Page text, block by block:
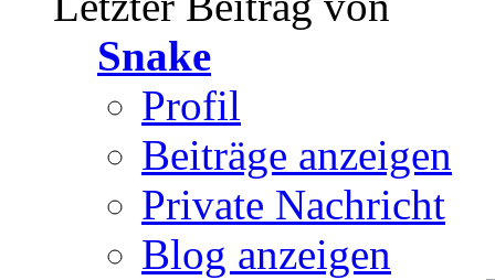
Snake
Profil
Beiträge anzeigen
Private Nachricht
Blog anzeigen